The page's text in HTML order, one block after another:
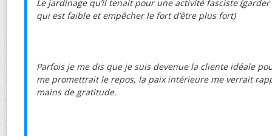
Le jardinage qu’il tenait pour une activité fasciste
qui est faible et empêcher le fort d’être plus fort)
Parfois je me dis que je suis devenue la cliente idéale
me promettrait le repos, la paix intérieure me verrait
mains de gratitude.